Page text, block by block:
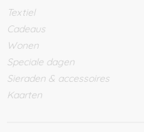
Textiel
Cadeaus
Wonen
Speciale dagen
Sieraden & accessoires
Kaarten